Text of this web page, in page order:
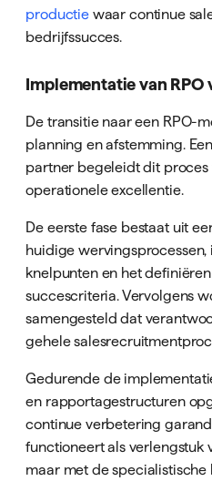
productiewaar continue
bedrijfssucces.
Implementatie van RPO
De transitie naar een RPO-
planning en afstemming.
partner begeleidt dit proces
operationele excellentie.
De eerste fase bestaat uit
huidige
knelpunten en het definiëren
succescriteria. Vervolgens
samengesteld dat
gehele
Gedurende de
en rapportagestructuren
continue verbetering
functioneert als verlengstuk
maar met de specialistische